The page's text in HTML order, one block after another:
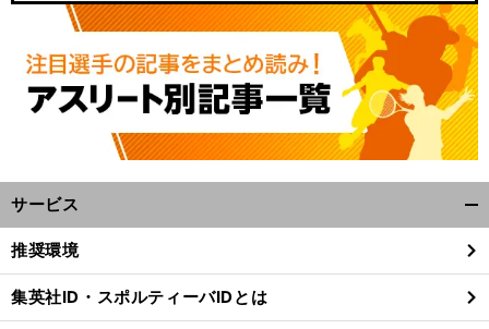
サービス
閉
る
推奨環境
集英社ID・スポルティーバIDとは